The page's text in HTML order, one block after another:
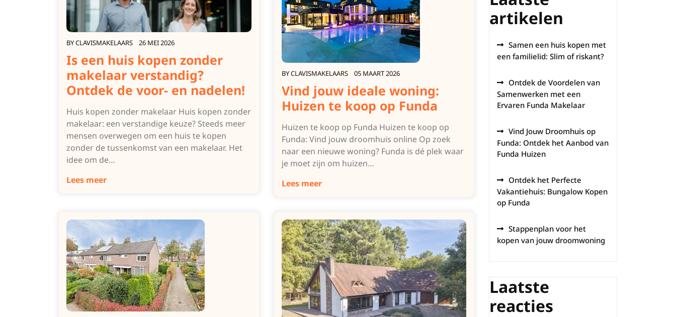
BYCLAVISMAKELAARS 26 MEI 2026
Is een huis kopen zonder
makelaar verstandig?
Ontdek de voor- en nadelen!
Huis kopen zonder makelaar Huis kopen zonder
makelaar: een verstandige keuze? Steeds meer
mensen overwegen om een huis te kopen
zonder de tussenkomst van een makelaar. Het
idee om de…
Lees meer
BYCLAVISMAKELAARS 05 MAART 2026
Vind jouw ideale woning:
Huizen te koop op Funda
Huizen te koop op Funda Huizen te koop op
Funda: Vind jouw droomhuis online Op zoek
naar een nieuwe woning? Funda is dé plek waar
je moet zijn om huizen…
Lees meer
artikelen
Samen een huis kopen met
een familielid: Slim of riskant?
Ontdek de Voordelen van
Samenwerken met een
Ervaren Funda Makelaar
Vind Jouw Droomhuis op
Funda: Ontdek het Aanbod van
Funda Huizen
Ontdek het Perfecte
Vakantiehuis: Bungalow Kopen
op Funda
Stappenplan voor het
kopen van jouw droomwoning
Laatste
reacties